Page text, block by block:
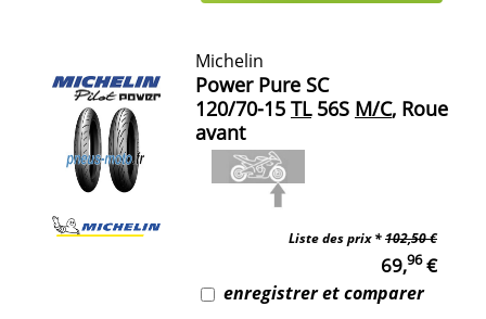
Michelin
Power Pure SC
120/70-15 TL56S M/C, Roue
avant
Liste des prix *102,50 €
69,96€
enregistrer et comparer